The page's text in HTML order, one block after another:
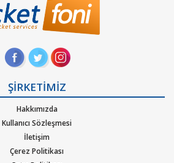
izlemek için EURO 2024 Maç biletini al.
Maç biletleri için Ticketfoni'yi inceleyin.
tribündeki yerlerini alan taraftarlar,
hakkını vermeye çalışan
Almanya
dolduruyor.Ticketfoni
2024 Maç Bileti satın almak için
Bilet seçiminizi yapınız. (Katılmak
etkinliklere ait siteye optimize edilmiş
ŞİRKETİMİZ
Hakkımızda
Kullanıcı Sözleşmesi
İletişim
Çerez Politikası